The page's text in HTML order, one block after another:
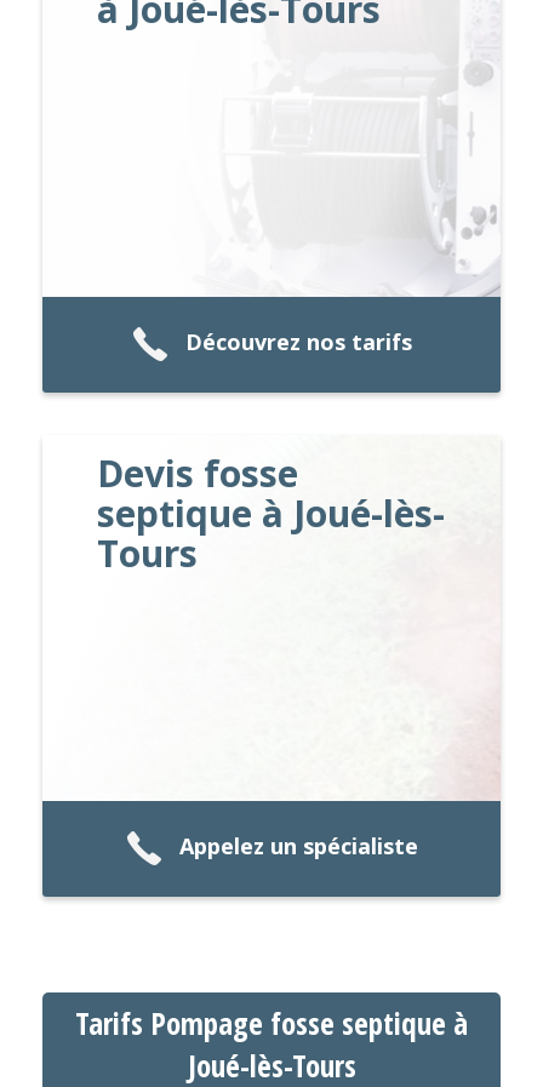
Découvrez nos tarifs
Devis fosse
septique à Joué-lès-
Tours
Appelez un spécialiste
Tarifs Pompage fosse septique à
Joué-lès-Tours